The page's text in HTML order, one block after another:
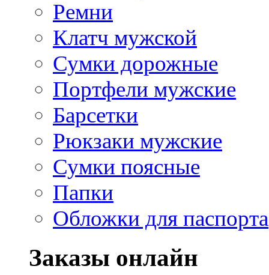
Ремни
Клатч мужской
Сумки дорожные
Портфели мужские
Барсетки
Рюкзаки мужские
Сумки поясные
Папки
Обложки для паспорта
Заказы онлайн